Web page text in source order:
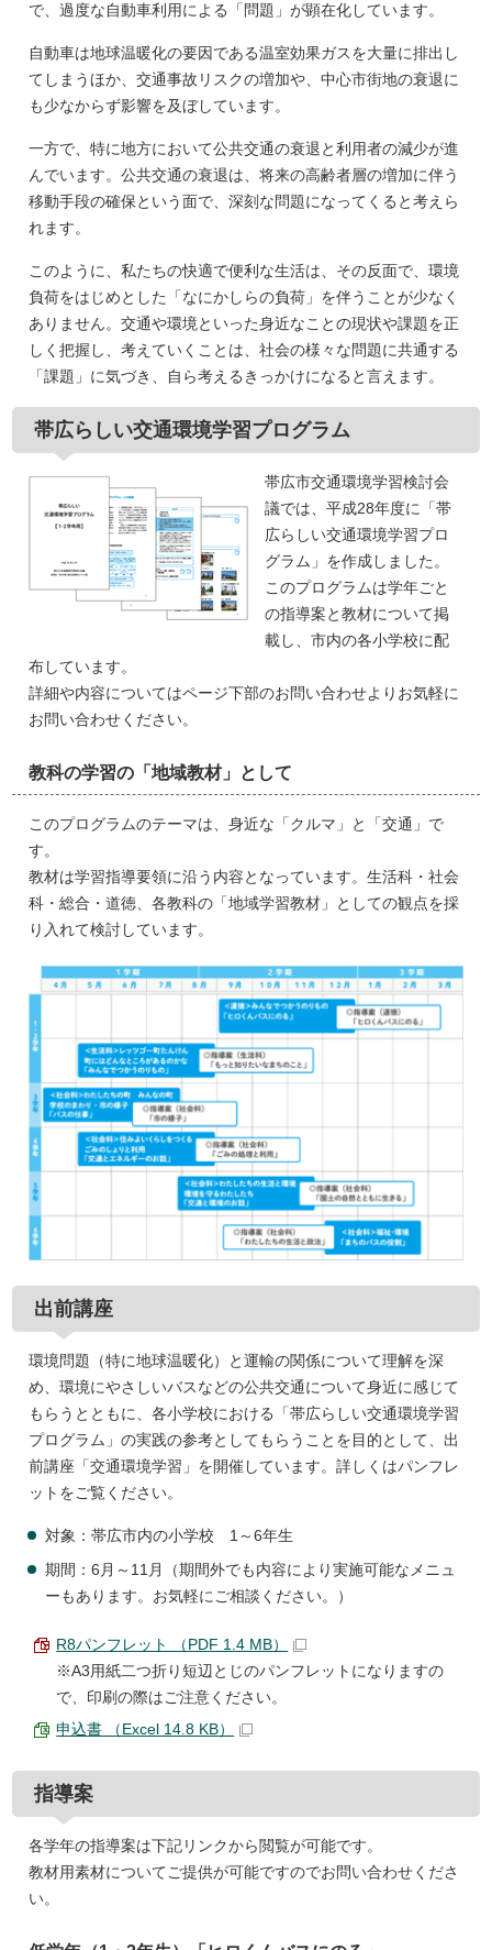
で、過度な自動車利用による「問題」が顕在化しています。
自動車は地球温暖化の要因である温室効果ガスを大量に排出し
てしまうほか、交通事故リスクの増加や、中心市街地の衰退に
も少なからず影響を及ぼしています。
一方で、特に地方において公共交通の衰退と利用者の減少が進
んでいます。公共交通の衰退は、将来の高齢者層の増加に伴う
移動手段の確保という面で、深刻な問題になってくると考えら
れます。
このように、私たちの快適で便利な生活は、その反面で、環境
負荷をはじめとした「なにかしらの負荷」を伴うことが少なく
ありません。交通や環境といった身近なことの現状や課題を正
しく把握し、考えていくことは、社会の様々な問題に共通する
「課題」に気づき、自ら考えるきっかけになると言えます。
帯広らしい交通環境学習プログラム
帯広市交通環境学習検討会
議では、平成28年度に「帯
広らしい交通環境学習プロ
グラム」を作成しました。
このプログラムは学年ごと
の指導案と教材について掲
載し、市内の各小学校に配
布しています。
詳細や内容についてはページ下部のお問い合わせよりお気軽に
お問い合わせください。
教科の学習の「地域教材」として
このプログラムのテーマは、身近な「クルマ」と「交通」で
す。
教材は学習指導要領に沿う内容となっています。生活科・社会
科・総合・道徳、各教科の「地域学習教材」としての観点を採
り入れて検討しています。
出前講座
環境問題（特に地球温暖化）と運輸の関係について理解を深
め、環境にやさしいバスなどの公共交通について身近に感じて
もらうとともに、各小学校における「帯広らしい交通環境学習
プログラム」の実践の参考としてもらうことを目的として、出
前講座「交通環境学習」を開催しています。詳しくはパンフレ
ットをご覧ください。
対象：帯広市内の小学校 1～6年生
期間：6月～11月（期間外でも内容により実施可能なメニュ
ーもあります。お気軽にご相談ください。）
R8パンフレット （PDF 1.4 MB）
※A3用紙二つ折り短辺とじのパンフレットになりますの
で、印刷の際はご注意ください。
申込書 （Excel 14.8 KB）
指導案
各学年の指導案は下記リンクから閲覧が可能です。
教材用素材についてご提供が可能ですのでお問い合わせくださ
い。